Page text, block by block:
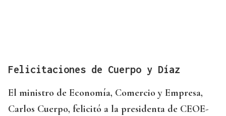
Felicitaciones de Cuerpo y Díaz
El ministro de Economía, Comercio y Empresa,
Carlos Cuerpo, felicitó a la presidenta de CEOE-